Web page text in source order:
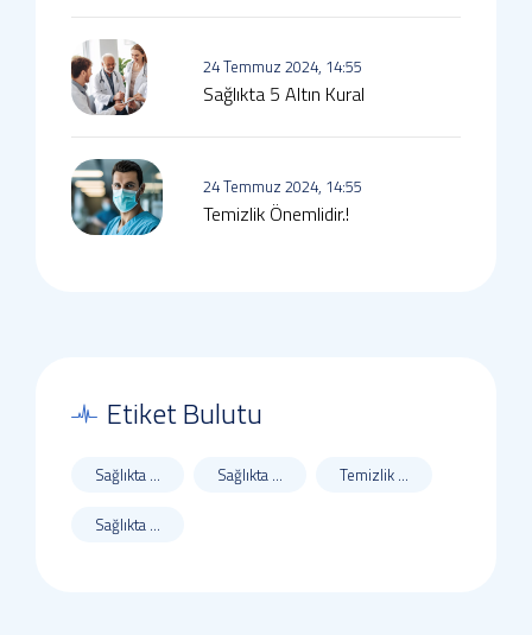
24 Temmuz 2024, 14:55
Sağlıkta 5 Altın Kural
24 Temmuz 2024, 14:55
Temizlik Önemlidir.!
Etiket Bulutu
Sağlıkta ... Sağlıkta ... Temizlik ...
Sağlıkta ...